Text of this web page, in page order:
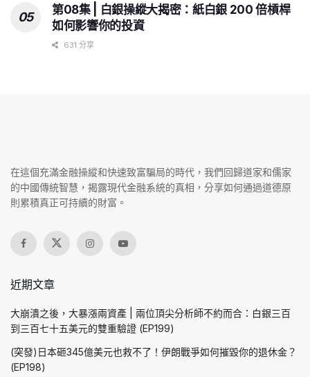
第08集 | 白銀操縱大揭密：紙白銀 200 倍槓桿
如何影響你的投資
631 分享
在這個充滿金融操縱和快速致富騙局的時代，我們回歸道家和儒家
的中國傳統智慧，揭露現代金融系統的真相，分享如何通過道德原
則累積真正可持續的財富。
近期文章
大崩潰之後，大暴漲兩資產 | 兩位頂尖分析師不約而合：白銀三百
到三百七十五美元的雙重驗證 (EP199)
(突發)日本砸345億美元也救不了！伊朗戰爭如何摧毀你的退休金？
(EP198)